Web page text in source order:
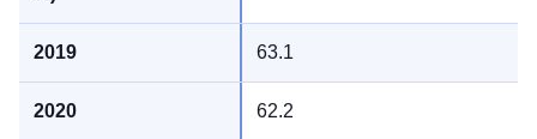
63.1
62.2